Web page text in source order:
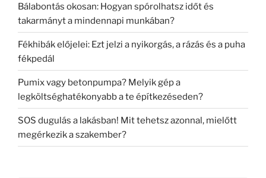
Bálabontás okosan: Hogyan spórolhatsz időt és
takarmányt a mindennapi munkában?
Fékhibák előjelei: Ezt jelzi a nyikorgás, a rázás és a puha
fékpedál
Pumix vagy betonpumpa? Melyik gép a
legköltséghatékonyabb a te építkezéseden?
SOS dugulás a lakásban! Mit tehetsz azonnal, mielőtt
megérkezik a szakember?